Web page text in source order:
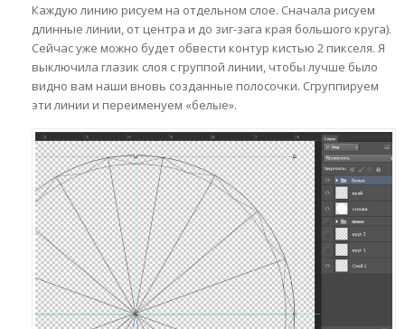
Каждую линию рисуем на отдельном слое. Сначала рисуем
длинные линии, от центра и до зиг-зага края большого круга).
Сейчас уже можно будет обвести контур кистью 2 пикселя. Я
выключила глазик слоя с группой линии, чтобы лучше было
видно вам наши вновь созданные полосочки. Сгруппируем
эти линии и переименуем «белые».